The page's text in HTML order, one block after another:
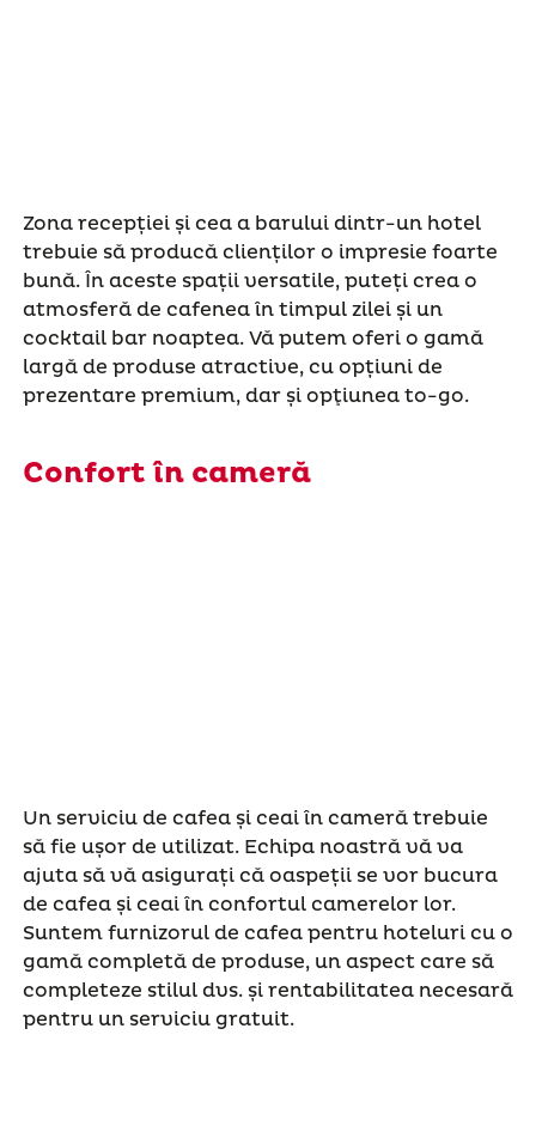
Zona recepției și cea a barului dintr-un hotel
trebuie să producă clienților o impresie foarte
bună. În aceste spații versatile, puteți crea o
atmosferă de cafenea în timpul zilei și un
cocktail bar noaptea. Vă putem oferi o gamă
largă de produse atractive, cu opțiuni de
prezentare premium, dar și opţiunea to-go.
Confort în cameră
Un serviciu de cafea și ceai în cameră trebuie
să fie ușor de utilizat. Echipa noastră vă va
ajuta să vă asigurați că oaspeții se vor bucura
de cafea și ceai în confortul camerelor lor.
Suntem furnizorul de cafea pentru hoteluri cu o
gamă completă de produse, un aspect care să
completeze stilul dvs. și rentabilitatea necesară
pentru un serviciu gratuit.